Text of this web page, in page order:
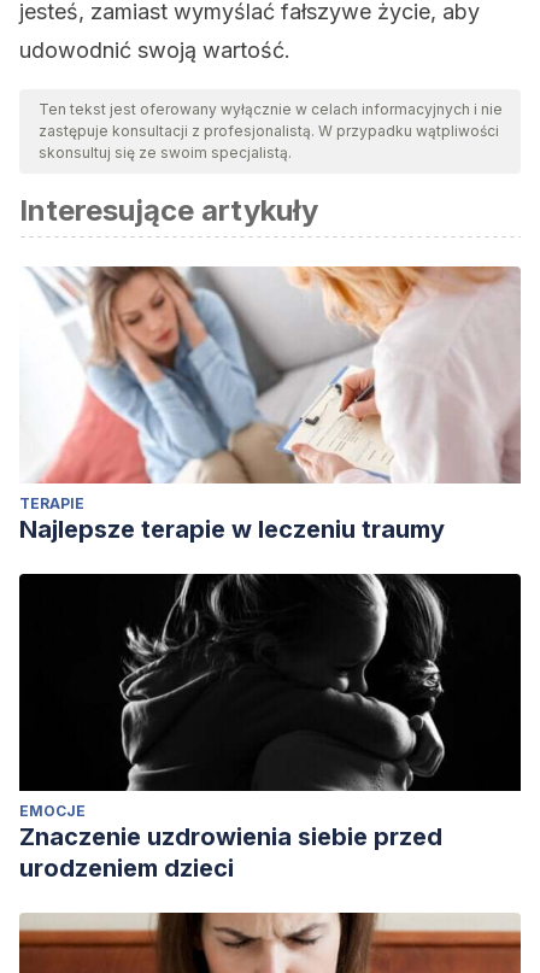
jesteś, zamiast wymyślać fałszywe życie, aby
udowodnić swoją wartość.
Ten tekst jest oferowany wyłącznie w celach informacyjnych i nie
zastępuje konsultacji z profesjonalistą. W przypadku wątpliwości
skonsultuj się ze swoim specjalistą.
Interesujące artykuły
TERAPIE
Najlepsze terapie w leczeniu traumy
EMOCJE
Znaczenie uzdrowienia siebie przed
urodzeniem dzieci